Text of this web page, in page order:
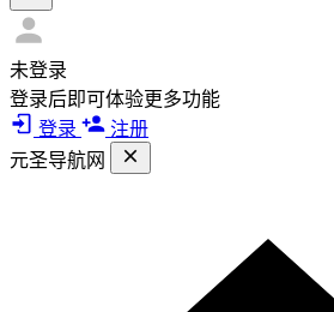
未登录
登录后即可体验更多功能
登录
注册
元圣导航网